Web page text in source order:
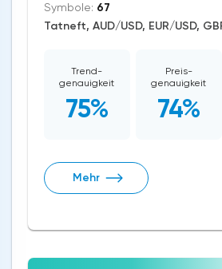
Symbole: 67
Trend-
genauigkeit
75%
Preis-
genauigkeit
74%
Mehr